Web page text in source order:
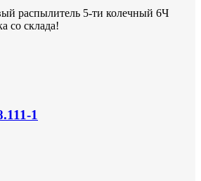
распылитель 5-ти колечный 6Ч
со склада!
1